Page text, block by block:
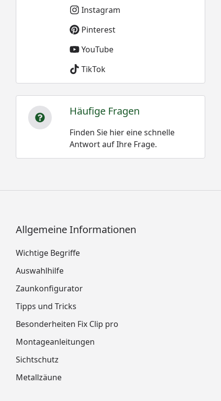
Instagram
Pinterest
YouTube
TikTok
Häufige Fragen
Finden Sie hier eine schnelle
Antwort auf Ihre Frage.
Allgemeine Informationen
Wichtige Begriffe
Auswahlhilfe
Zaunkonfigurator
Tipps und Tricks
Besonderheiten Fix Clip pro
Montageanleitungen
Sichtschutz
Metallzäune